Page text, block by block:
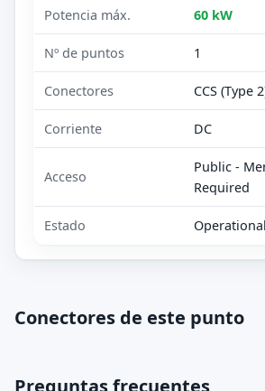
Potencia máx. 60 kW
Nº de puntos 1
Conectores CCS (Type
Corriente DC
Acceso
Public -
Required
Estado Operational
Conectores de este punto
Preguntas frecuentes